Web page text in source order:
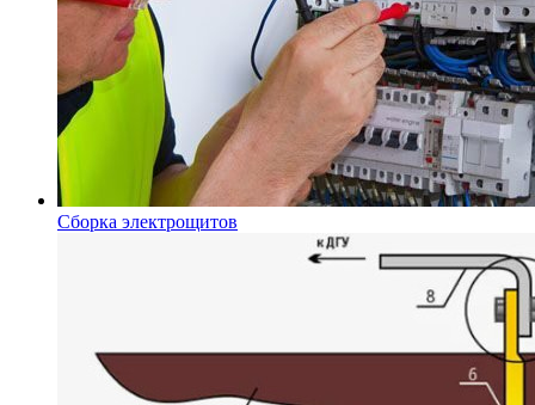
Сборка электрощитов